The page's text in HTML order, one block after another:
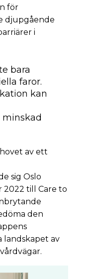
för
djupgående
i
bara
faror.
kan
av ett
sig Oslo
till Care to
den
landskapet av